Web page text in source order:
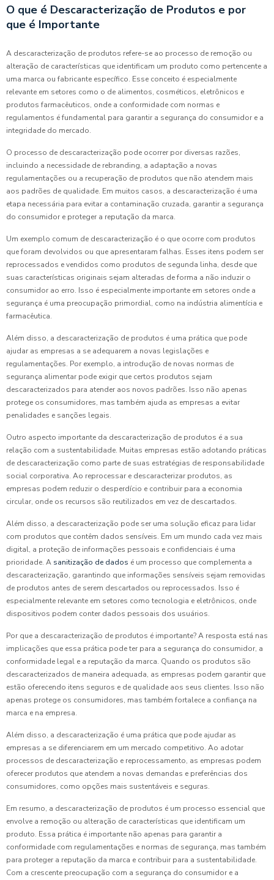
O que é Descaracterização de Produtos e por
que é Importante
A descaracterização de produtos refere-se ao processo de remoção ou
alteração de características que identificam um produto como pertencente a
uma marca ou fabricante específico. Esse conceito é especialmente
relevante em setores como o de alimentos, cosméticos, eletrônicos e
produtos farmacêuticos, onde a conformidade com normas e
regulamentos é fundamental para garantir a segurança do consumidor e a
integridade do mercado.
O processo de descaracterização pode ocorrer por diversas razões,
incluindo a necessidade de rebranding, a adaptação a novas
regulamentações ou a recuperação de produtos que não atendem mais
aos padrões de qualidade. Em muitos casos, a descaracterização é uma
etapa necessária para evitar a contaminação cruzada, garantir a segurança
do consumidor e proteger a reputação da marca.
Um exemplo comum de descaracterização é o que ocorre com produtos
que foram devolvidos ou que apresentaram falhas. Esses itens podem ser
reprocessados e vendidos como produtos de segunda linha, desde que
suas características originais sejam alteradas de forma a não induzir o
consumidor ao erro. Isso é especialmente importante em setores onde a
segurança é uma preocupação primordial, como na indústria alimentícia e
farmacêutica.
Além disso, a descaracterização de produtos é uma prática que pode
ajudar as empresas a se adequarem a novas legislações e
regulamentações. Por exemplo, a introdução de novas normas de
segurança alimentar pode exigir que certos produtos sejam
descaracterizados para atender aos novos padrões. Isso não apenas
protege os consumidores, mas também ajuda as empresas a evitar
penalidades e sanções legais.
Outro aspecto importante da descaracterização de produtos é a sua
relação com a sustentabilidade. Muitas empresas estão adotando práticas
de descaracterização como parte de suas estratégias de responsabilidade
social corporativa. Ao reprocessar e descaracterizar produtos, as
empresas podem reduzir o desperdício e contribuir para a economia
circular, onde os recursos são reutilizados em vez de descartados.
Além disso, a descaracterização pode ser uma solução eficaz para lidar
com produtos que contêm dados sensíveis. Em um mundo cada vez mais
digital, a proteção de informações pessoais e confidenciais é uma
prioridade. A sanitização de dados é um processo que complementa a
descaracterização, garantindo que informações sensíveis sejam removidas
de produtos antes de serem descartados ou reprocessados. Isso é
especialmente relevante em setores como tecnologia e eletrônicos, onde
dispositivos podem conter dados pessoais dos usuários.
Por que a descaracterização de produtos é importante? A resposta está nas
implicações que essa prática pode ter para a segurança do consumidor, a
conformidade legal e a reputação da marca. Quando os produtos são
descaracterizados de maneira adequada, as empresas podem garantir que
estão oferecendo itens seguros e de qualidade aos seus clientes. Isso não
apenas protege os consumidores, mas também fortalece a confiança na
marca e na empresa.
Além disso, a descaracterização é uma prática que pode ajudar as
empresas a se diferenciarem em um mercado competitivo. Ao adotar
processos de descaracterização e reprocessamento, as empresas podem
oferecer produtos que atendem a novas demandas e preferências dos
consumidores, como opções mais sustentáveis e seguras.
Em resumo, a descaracterização de produtos é um processo essencial que
envolve a remoção ou alteração de características que identificam um
produto. Essa prática é importante não apenas para garantir a
conformidade com regulamentações e normas de segurança, mas também
para proteger a reputação da marca e contribuir para a sustentabilidade.
Com a crescente preocupação com a segurança do consumidor e a